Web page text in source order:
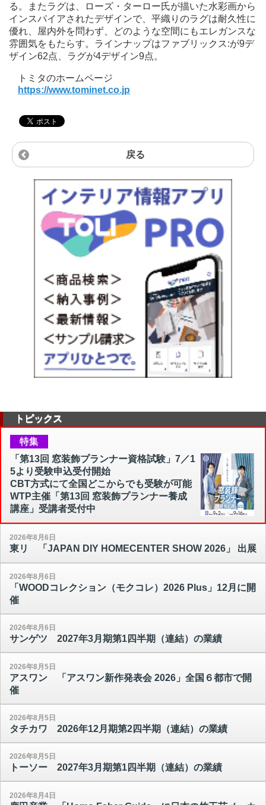
る。またラグは、ローズ・ターロー氏が描いた水彩画から
インスパイアされたデザインで、平織りのラグは耐久性に
優れ、屋内外を問わず、どのような空間にもエレガンスな
雰囲気をもたらす。ラインナップはファブリックス:が9デ
ザイン62点、ラグが4デザイン9点。
トミタのホームページ
https://www.tominet.co.jp
戻る
トピックス
特集
「第13回 窓装飾プランナー資格試験」7／1
5より受験申込受付開始
CBT方式にて全国どこからでも受験が可能
WTP主催「第13回 窓装飾プランナー養成
講座」受講者受付中
2026年8月6日
東リ 「JAPAN DIY HOMECENTER SHOW 2026」 出展
2026年8月6日
「WOODコレクション（モクコレ）2026 Plus」12月に開
催
2026年8月6日
サンゲツ 2027年3月期第1四半期（連結）の業績
2026年8月5日
アスワン 「アスワン新作発表会 2026」全国６都市で開
催
2026年8月5日
タチカワ 2026年12月期第2四半期（連結）の業績
2026年8月5日
トーソー 2027年3月期第1四半期（連結）の業績
2026年8月4日